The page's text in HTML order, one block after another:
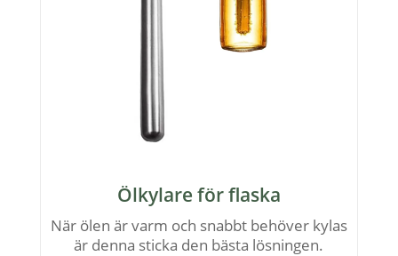
Ölkylare för flaska
När ölen är varm och snabbt behöver kylas
är denna sticka den bästa lösningen.